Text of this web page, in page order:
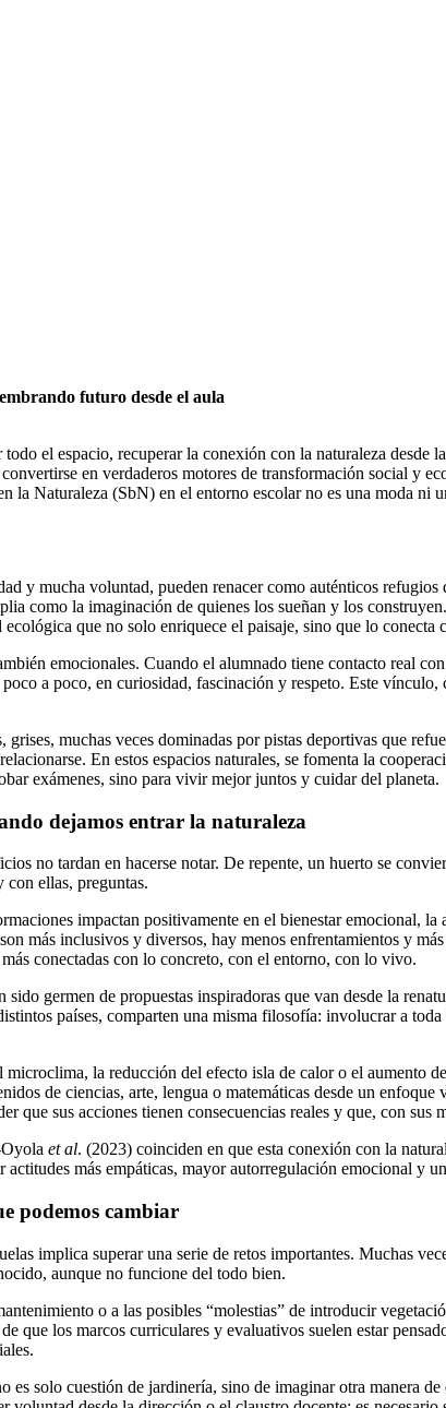
futuro desde el aula
el espacio, recuperar la conexión con la naturaleza desde
en verdaderos motores de transformación social y
la Naturaleza (SbN) en el entorno escolar no es una moda ni
y mucha voluntad, pueden renacer como auténticos
como la imaginación de quienes los sueñan y los
que no solo enriquece el paisaje, sino que lo conecta
emocionales. Cuando el alumnado tiene contacto real
a poco, en curiosidad, fascinación y respeto. Este
muchas veces dominadas por pistas deportivas que
En estos espacios naturales, se fomenta la
exámenes, sino para vivir mejor juntos y cuidar del planeta.
dejamos entrar la naturaleza
no tardan en hacerse notar. De repente, un huerto se
con ellas, preguntas.
impactan positivamente en el bienestar emocional,
más inclusivos y diversos, hay menos enfrentamientos y
conectadas con lo concreto, con el entorno, con lo vivo.
germen de propuestas inspiradoras que van desde la
países, comparten una misma filosofía: involucrar a
la reducción del efecto isla de calor o el aumento
de ciencias, arte, lengua o matemáticas desde un
que sus acciones tienen consecuencias reales y que, con
et al. (2023) coinciden en que esta conexión con la
actitudes más empáticas, mayor autorregulación emocional y
podemos cambiar
implica superar una serie de retos importantes. Muchas
aunque no funcione del todo bien.
o a las posibles “molestias” de introducir
que los marcos curriculares y evaluativos suelen estar
solo cuestión de jardinería, sino de imaginar otra manera